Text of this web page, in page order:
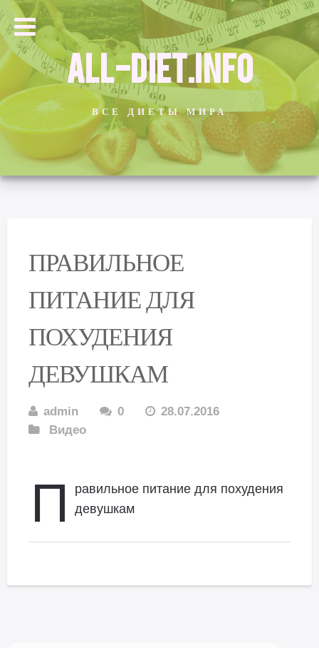
ALL-DIET.INFO
ВСЕ ДИЕТЫ МИРА
ПРАВИЛЬНОЕ
ПИТАНИЕ ДЛЯ
ПОХУДЕНИЯ
ДЕВУШКАМ
admin 0
28.07.2016
Видео
П
равильное питание для похудения
девушкам